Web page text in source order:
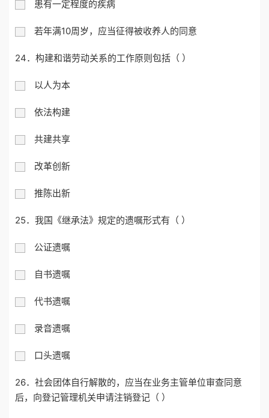
患有一定程度的疾病
若年满10周岁，应当征得被收养人的同意
24．构建和谐劳动关系的工作原则包括（ ）
以人为本
依法构建
共建共享
改革创新
推陈出新
25．我国《继承法》规定的遗嘱形式有（ ）
公证遗嘱
自书遗嘱
代书遗嘱
录音遗嘱
口头遗嘱
26．社会团体自行解散的，应当在业务主管单位审查同意
后，向登记管理机关申请注销登记（ ）